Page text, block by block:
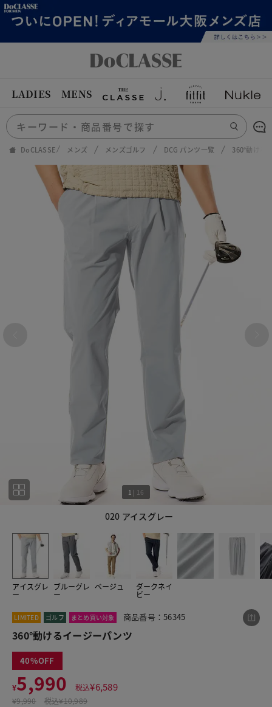
LADIES MENS
DoCLASSE メンズ メンズゴルフ DCG パンツ一覧 360°動ける
020 アイスグレー
1 | 16
アイスグレ
ー
ブルーグレ
ー
ベージュ ダークネイ
ビー
16
LIMITED ゴルフ まとめ買い対象 商品番号：56345
360°動けるイージーパンツ
40
¥5,990 税込¥6,589
¥9,990 税込¥10,989
この商品をシェアする
360°動けるイージーパンツ
¥5,990 税込¥6,589